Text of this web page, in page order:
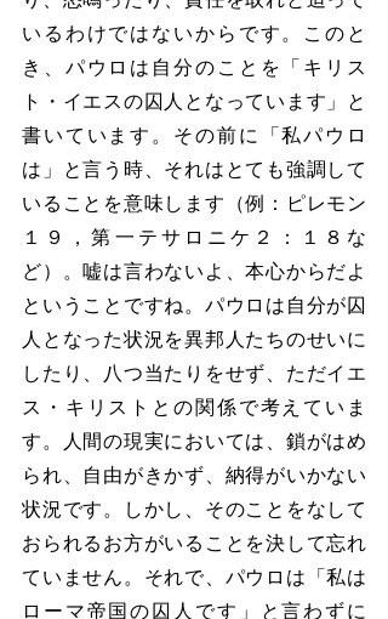
いるわけではないからです。このと
き、パウロは自分のことを「キリス
ト・イエスの囚人となっています」と
書いています。その前に「私パウロ
は」と言う時、それはとても強調して
いることを意味します（例：ピレモン
１９，第一テサロニケ２：１８な
ど）。嘘は言わないよ、本心からだよ
ということですね。パウロは自分が囚
人となった状況を異邦人たちのせいに
したり、八つ当たりをせず、ただイエ
ス・キリストとの関係で考えていま
す。人間の現実においては、鎖がはめ
られ、自由がきかず、納得がいかない
状況です。しかし、そのことをなして
おられるお方がいることを決して忘れ
ていません。それで、パウロは「私は
ローマ帝国の囚人です」と言わずに